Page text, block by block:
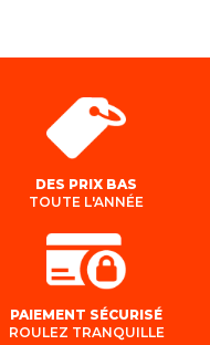
DES PRIX BAS
TOUTE L'ANNÉE
PAIEMENT SÉCURISÉ
ROULEZ TRANQUILLE